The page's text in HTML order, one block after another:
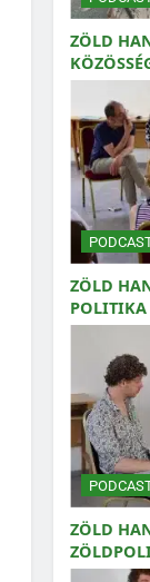
ZÖLD
ZÖLD
POLITIKA
ZÖLD